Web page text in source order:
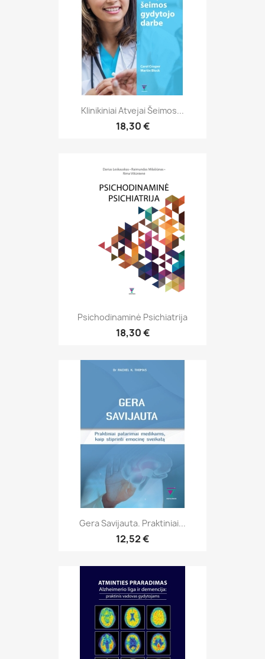
Klinikiniai Atvejai Šeimos...
18,30 €
Psichodinaminė Psichiatrija
18,30 €
Gera Savijauta. Praktiniai...
12,52 €